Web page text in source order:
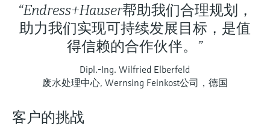
“Endress+Hauser帮助我们合理规划，
助力我们实现可持续发展目标，是值
得信赖的合作伙伴。”
Dipl.-Ing. Wilfried Elberfeld
废水处理中心, Wernsing Feinkost公司，德国
客户的挑战